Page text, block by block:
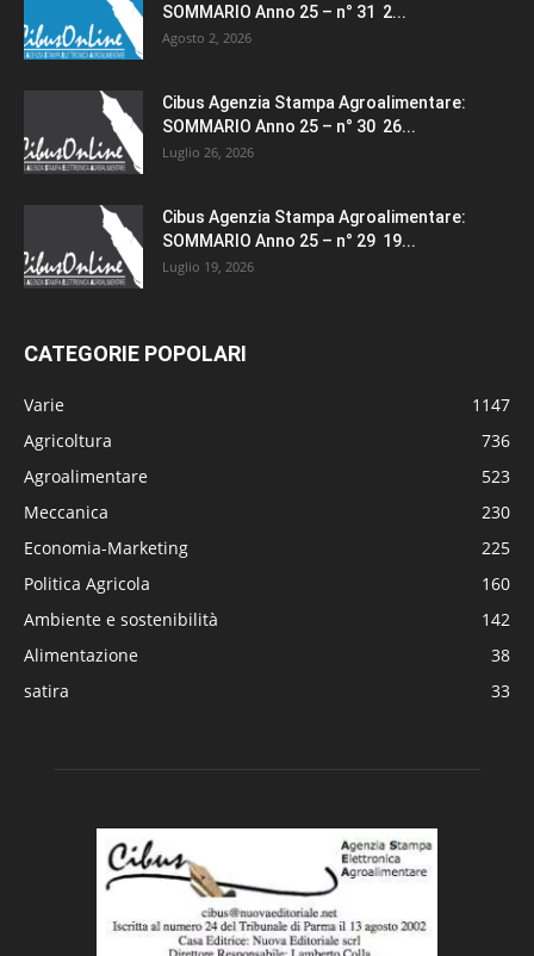
SOMMARIO Anno 25 – n° 31 2...
Agosto 2, 2026
Cibus Agenzia Stampa Agroalimentare:
SOMMARIO Anno 25 – n° 30 26...
Luglio 26, 2026
Cibus Agenzia Stampa Agroalimentare:
SOMMARIO Anno 25 – n° 29 19...
Luglio 19, 2026
CATEGORIE POPOLARI
Varie
1147
Agricoltura
736
Agroalimentare
523
Meccanica
230
Economia-Marketing
225
Politica Agricola
160
Ambiente e sostenibilità
142
Alimentazione
38
satira
33